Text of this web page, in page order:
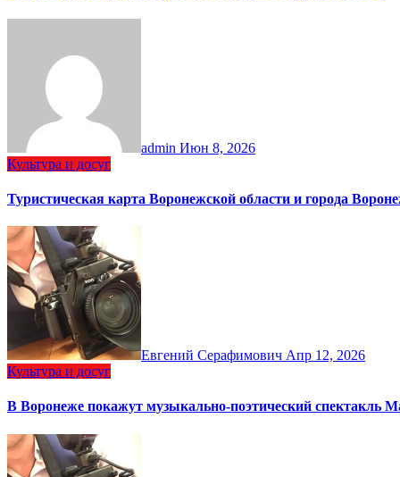
admin Июн 8, 2026
Культура и досуг
Туристическая карта Воронежской области и города
Евгений Серафимович Апр 12, 2026
Культура и досуг
В Воронеже покажут музыкально-поэтический